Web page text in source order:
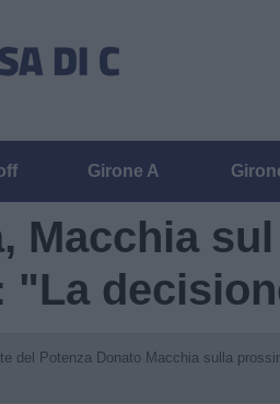
Girone A
Macchia
"La
del Potenza Donato Macchia sulla